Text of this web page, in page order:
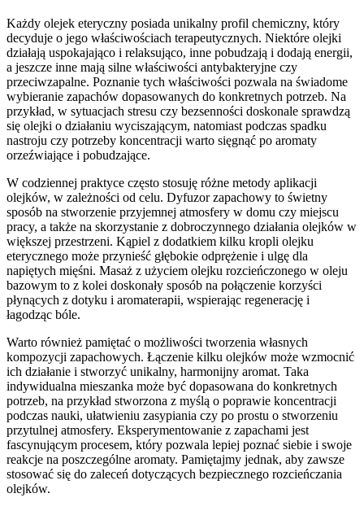
Każdy olejek eteryczny posiada unikalny profil chemiczny, który
decyduje o jego właściwościach terapeutycznych. Niektóre olejki
działają uspokajająco i relaksująco, inne pobudzają i dodają energii,
a jeszcze inne mają silne właściwości antybakteryjne czy
przeciwzapalne. Poznanie tych właściwości pozwala na świadome
wybieranie zapachów dopasowanych do konkretnych potrzeb. Na
przykład, w sytuacjach stresu czy bezsenności doskonale sprawdzą
się olejki o działaniu wyciszającym, natomiast podczas spadku
nastroju czy potrzeby koncentracji warto sięgnąć po aromaty
orzeźwiające i pobudzające.
W codziennej praktyce często stosuję różne metody aplikacji
olejków, w zależności od celu. Dyfuzor zapachowy to świetny
sposób na stworzenie przyjemnej atmosfery w domu czy miejscu
pracy, a także na skorzystanie z dobroczynnego działania olejków w
większej przestrzeni. Kąpiel z dodatkiem kilku kropli olejku
eterycznego może przynieść głębokie odprężenie i ulgę dla
napiętych mięśni. Masaż z użyciem olejku rozcieńczonego w oleju
bazowym to z kolei doskonały sposób na połączenie korzyści
płynących z dotyku i aromaterapii, wspierając regenerację i
łagodząc bóle.
Warto również pamiętać o możliwości tworzenia własnych
kompozycji zapachowych. Łączenie kilku olejków może wzmocnić
ich działanie i stworzyć unikalny, harmonijny aromat. Taka
indywidualna mieszanka może być dopasowana do konkretnych
potrzeb, na przykład stworzona z myślą o poprawie koncentracji
podczas nauki, ułatwieniu zasypiania czy po prostu o stworzeniu
przytulnej atmosfery. Eksperymentowanie z zapachami jest
fascynującym procesem, który pozwala lepiej poznać siebie i swoje
reakcje na poszczególne aromaty. Pamiętajmy jednak, aby zawsze
stosować się do zaleceń dotyczących bezpiecznego rozcieńczania
olejków.